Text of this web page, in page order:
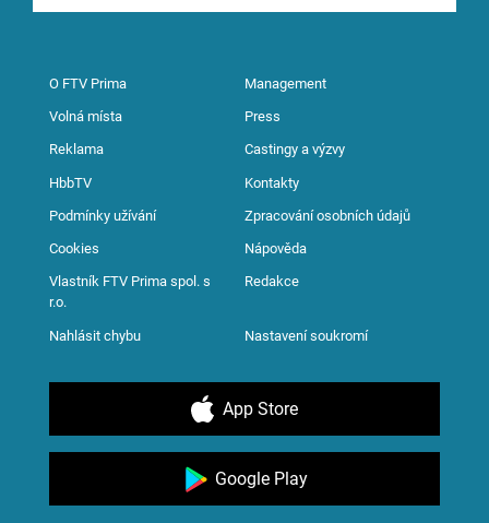
O FTV Prima Management
Volná místa Press
Reklama Castingy a výzvy
HbbTV Kontakty
Podmínky užívání Zpracování osobních údajů
Cookies Nápověda
Vlastník FTV Prima spol. s
r.o.
Redakce
Nahlásit chybu Nastavení soukromí
App Store
Google Play